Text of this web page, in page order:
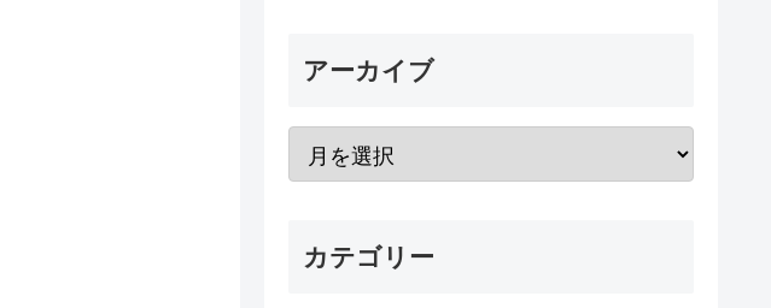
アーカイブ
カテゴリー